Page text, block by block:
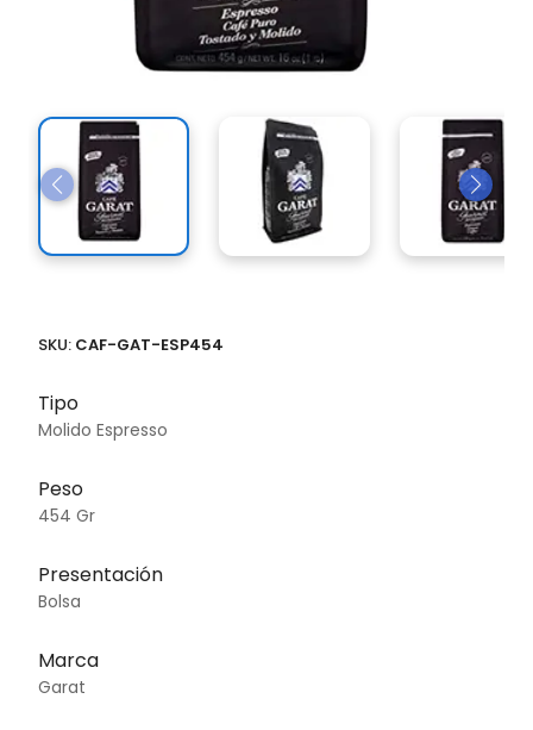
SKU: CAF-GAT-ESP454
Tipo
Molido Espresso
Peso
454 Gr
Presentación
Bolsa
Marca
Garat